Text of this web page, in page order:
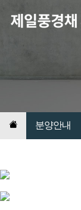
분양안내